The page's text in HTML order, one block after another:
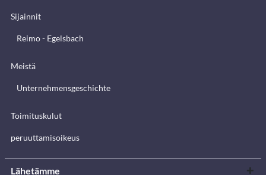
Sijainnit
Reimo - Egelsbach
Meistä
Unternehmensgeschichte
Toimituskulut
peruuttamisoikeus
Lähetämme